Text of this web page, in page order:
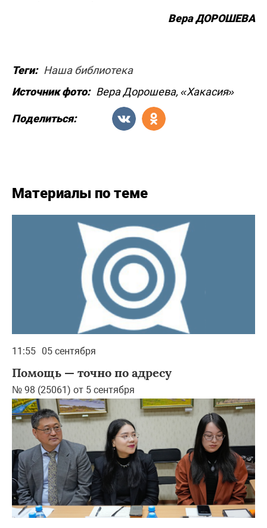
Вера ДОРОШЕВА
Теги: Наша библиотека
Источник фото: Вера Дорошева, «Хакасия»
Поделиться:
Материалы по теме
11:55 05 сентября
Помощь — точно по адресу
№ 98 (25061) от 5 сентября